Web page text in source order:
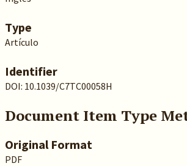
Type
Artículo
Identifier
DOI: 10.1039/C7TC00058H
Document Item Type
Original Format
PDF